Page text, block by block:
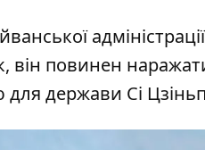
він повинен
для держави Сі